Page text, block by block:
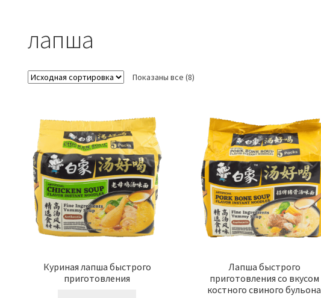
лапша
Показаны все (8)
Куриная лапша быстрого
приготовления
Лапша быстрого
приготовления со вкусом
костного свиного бульона